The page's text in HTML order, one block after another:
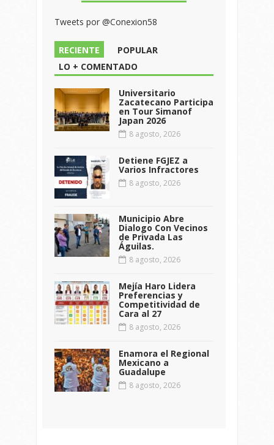
Tweets por @Conexion58
RECIENTE
POPULAR
LO + COMENTADO
Universitario
Zacatecano Participa
en Tour Simanof
Japan 2026
8 agosto, 2026
Detiene FGJEZ a
Varios Infractores
8 agosto, 2026
Municipio Abre
Dialogo Con Vecinos
de Privada Las
Águilas.
8 agosto, 2026
Mejía Haro Lidera
Preferencias y
Competitividad de
Cara al 27
8 agosto, 2026
Enamora el Regional
Mexicano a
Guadalupe
8 agosto, 2026